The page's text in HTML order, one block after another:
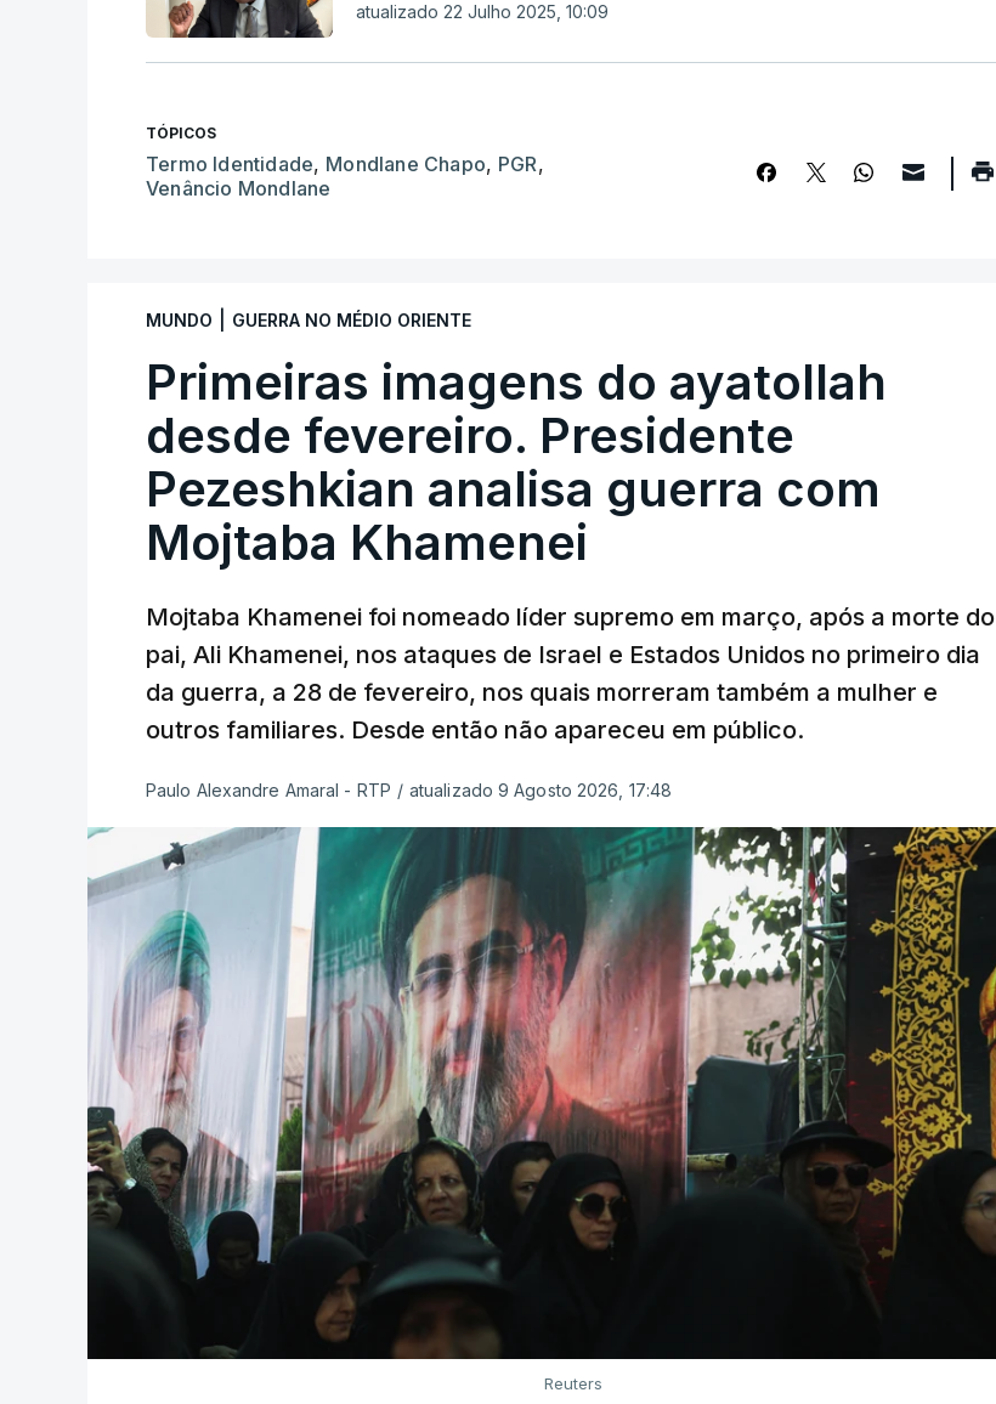
atualizado 22 Julho 2025, 10:09
TÓPICOS
Termo Identidade, Mondlane Chapo, PGR,
Venâncio Mondlane
MUNDO GUERRA NO MÉDIO ORIENTE
Primeiras imagens do ayatollah
desde fevereiro. Presidente
Pezeshkian analisa guerra com
Mojtaba Khamenei
Mojtaba Khamenei foi nomeado líder supremo em março, após a morte do
pai, Ali Khamenei, nos ataques de Israel e Estados Unidos no primeiro dia
da guerra, a 28 de fevereiro, nos quais morreram também a mulher e
outros familiares. Desde então não apareceu em público.
Paulo Alexandre Amaral - RTP / atualizado 9 Agosto 2026, 17:48
Reuters